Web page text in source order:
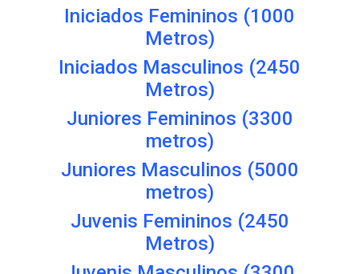
Iniciados Femininos (1000
Metros)
Iniciados Masculinos (2450
Metros)
Juniores Femininos (3300
metros)
Juniores Masculinos (5000
metros)
Juvenis Femininos (2450
Metros)